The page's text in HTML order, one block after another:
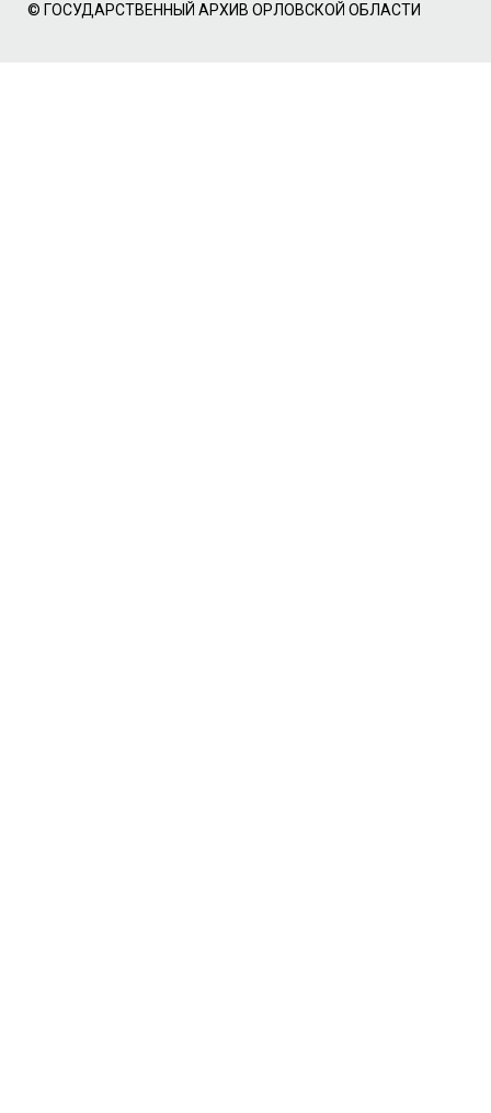
© ГОСУДАРСТВЕННЫЙ АРХИВ ОРЛОВСКОЙ ОБЛАСТИ